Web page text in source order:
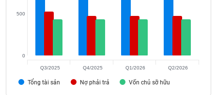
Tổng tài sản Nợ phải trả Vốn chủ sỡ hữu
0
500
Q3/2025 Q4/2025 Q1/2026 Q2/2026